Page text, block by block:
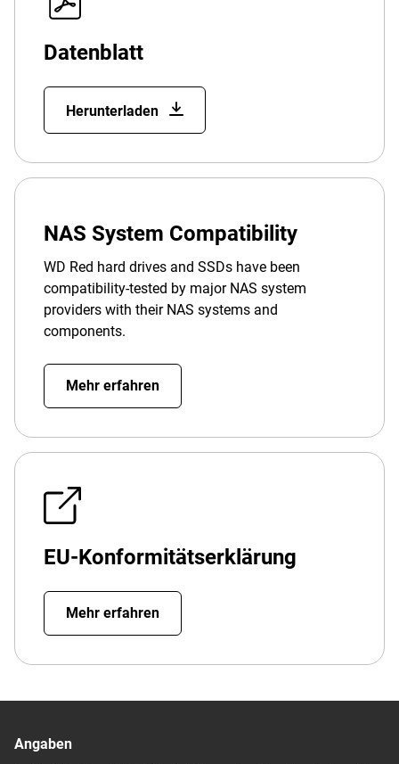
Datenblatt
Herunterladen
NAS System Compatibility
WD Red hard drives and SSDs have been
compatibility-tested by major NAS system
providers with their NAS systems and
components.
Mehr erfahren
EU-Konformitätserklärung
Mehr erfahren
Angaben